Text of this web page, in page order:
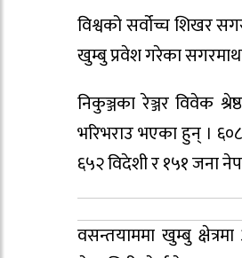
विश्वको सर्वोच्च शिखर
खुम्बु प्रवेश गरेका
निकुञ्जका रेञ्जर विवेक
भरिभराउ भएका हुन् ।
६५२ विदेशी र १५१ जना
वसन्तयाममा खुम्बु